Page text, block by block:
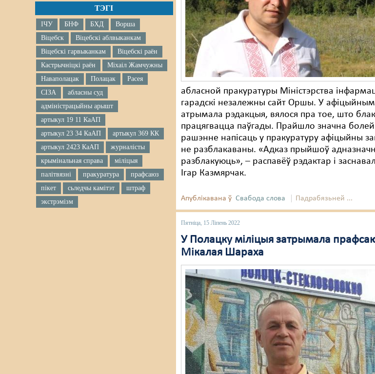
ТЭГІ
ІЧУ БНФ БХД
Ворша
Віцебск
Віцебскі аблвыканкам
Віцебскі гарвыканкам
Віцебскі раён
Кастрычніцкі раён
Міхаіл Жамчужны
Наваполацак
Полацак
Расея
СІЗА
абласны суд
адміністрацыйны арышт
артыкул 19 11 КаАП
артыкул 23 34 КаАП
артыкул 369 КК
артыкул 2423 КаАП
журналісты
крымінальная справа
міліцыя
палітвязні
пракуратура
прафсаюз
пікет
сьледчы камітэт
штраф
экстрэмізм
абласной пракуратуры Міністэрства
гарадскі незалежны сайт Оршы. У афіцыйным
атрымала рэдакцыя, вялося пра тое, што
працягвацца паўгады. Прайшло значна
рашэнне напісаць у пракуратуру афіцыйны
не разблакаваны. «Адказ прыйшоў
разблакуюць», – распавёў рэдактар і
Ігар Казмярчак.
Апублікавана ў Свабода слова Падрабязьней ...
Пятніца, 15 Ліпень 2022
У Полацку міліцыя затрымала
Мікалая Шараха